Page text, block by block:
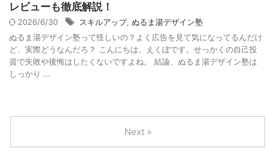
レビューも徹底解説！
2026/6/30 スキルアップ, ぬるま湯デザイン塾
ぬるま湯デザイン塾って怪しいの？よく広告を見て気になってるんだけ
ど、実際どうなんだろ？ こんにちは、えくぼです。せっかくの自己投
資で失敗や後悔はしたくないですよね。 結論、ぬるま湯デザイン塾は
しっかり ...
Next »